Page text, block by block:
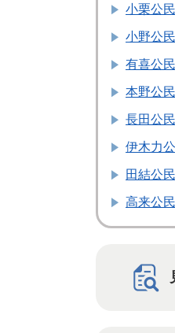
小栗公
小野公
有喜公
本野公
長田公
伊木力
田結公
高来公